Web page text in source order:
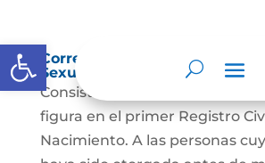
Abrir barra de herramientas
Corrección Componente de
Sexual en el Registro Civil de
Consiste en el cambio legal del
figura en el primer Registro
Nacimiento. A las personas